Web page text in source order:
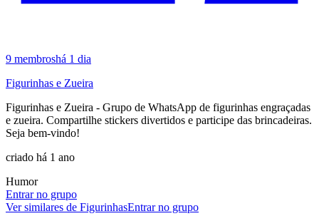
9 membroshá 1 dia
Figurinhas e Zueira
Figurinhas e Zueira - Grupo de WhatsApp de figurinhas engraçadas
e zueira. Compartilhe stickers divertidos e participe das brincadeiras.
Seja bem-vindo!
criado há 1 ano
Humor
Entrar no grupo
Ver similares de FigurinhasEntrar no grupo